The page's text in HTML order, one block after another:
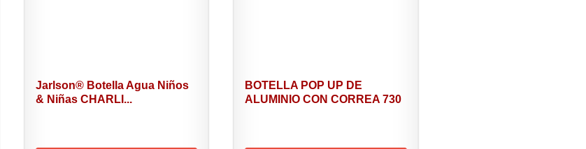
Jarlson® Botella Agua Niños
& Niñas CHARLI...
BOTELLA POP UP DE
ALUMINIO CON CORREA 730